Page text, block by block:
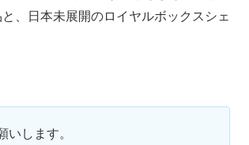
、日本未展開のロイヤルボックスシェ
します。